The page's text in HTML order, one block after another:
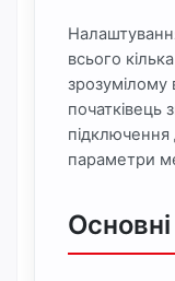
всього
зрозумілому
початківець
підключення
параметри